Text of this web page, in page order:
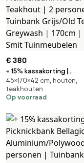
€ 380
+ 15% kassakorting |
Picknickbank ROUGH | Teakhout
| 2 personen | Tuinbank
Grijs/Old Teak Greywash |
45×170×42 cm, houten,
teakhouten
Op voorraad